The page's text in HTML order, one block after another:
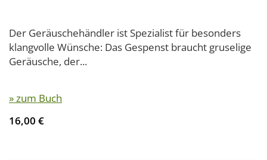
Der Geräuschehändler ist Spezialist für besonders
klangvolle Wünsche: Das Gespenst braucht gruselige
Geräusche, der...
» zum Buch
16,00 €